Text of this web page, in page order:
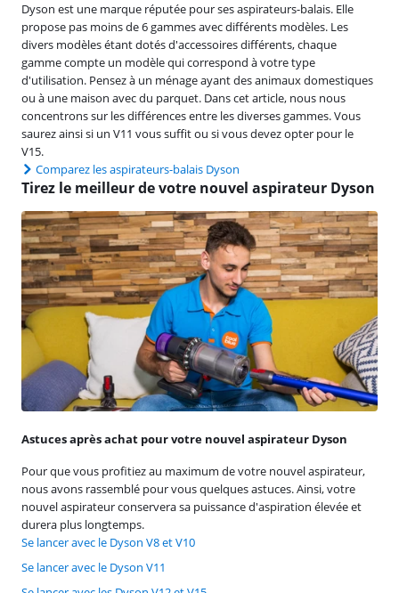
Dyson est une marque réputée pour ses aspirateurs-balais. Elle
propose pas moins de 6 gammes avec différents modèles. Les
divers modèles étant dotés d'accessoires différents, chaque
gamme compte un modèle qui correspond à votre type
d'utilisation. Pensez à un ménage ayant des animaux domestiques
ou à une maison avec du parquet. Dans cet article, nous nous
concentrons sur les différences entre les diverses gammes. Vous
saurez ainsi si un V11 vous suffit ou si vous devez opter pour le
V15.
Comparez les aspirateurs-balais Dyson
Tirez le meilleur de votre nouvel aspirateur Dyson
Astuces après achat pour votre nouvel aspirateur Dyson
Pour que vous profitiez au maximum de votre nouvel aspirateur,
nous avons rassemblé pour vous quelques astuces. Ainsi, votre
nouvel aspirateur conservera sa puissance d'aspiration élevée et
durera plus longtemps.
Se lancer avec le Dyson V8 et V10
Se lancer avec le Dyson V11